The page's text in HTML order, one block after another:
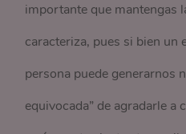
importante que mantengas
caracteriza, pues si bien un
persona puede generarnos
equivocada” de agradarle a